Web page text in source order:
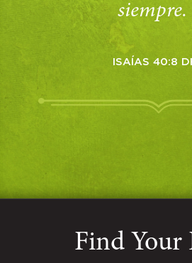
siempre.
ISAÍAS 40:8
Find Your